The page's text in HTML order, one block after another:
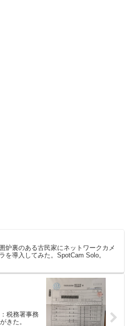
囲炉裏のある古民家にネットワークカメ
ラを導入してみた。SpotCam Solo。
税務署事務
きた。